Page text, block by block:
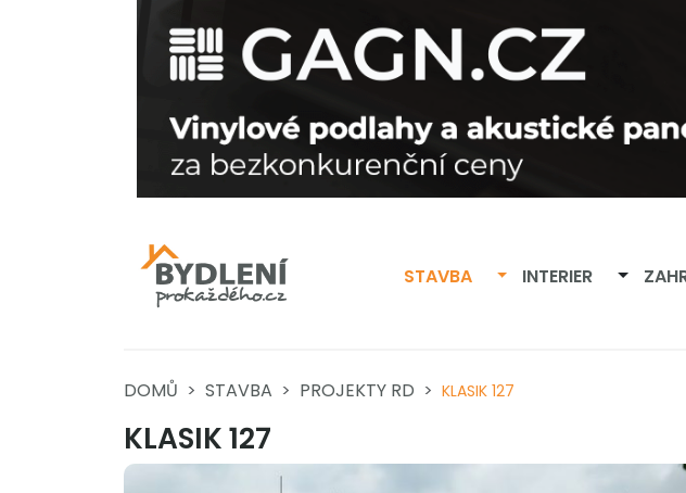
STAVBA Přepnout dropdown
INTERIER
DOMŮ STAVBA PROJEKTY RD KLASIK 127
KLASIK 127